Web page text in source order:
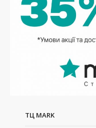
ТЦ MARK